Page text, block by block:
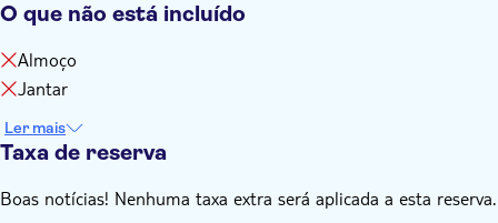
O que não está incluído
Almoço
Jantar
Ler mais
Taxa de reserva
Boas notícias! Nenhuma taxa extra será aplicada a esta reserva.